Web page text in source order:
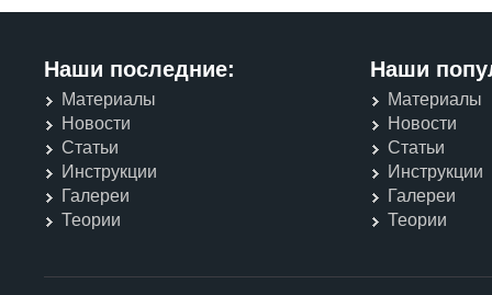
Наши последние:
Материалы
Новости
Статьи
Инструкции
Галереи
Теории
Наши
Материалы
Новости
Статьи
Инструкции
Галереи
Теории